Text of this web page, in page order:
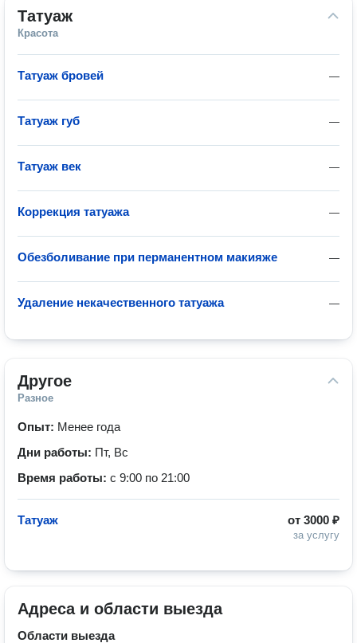
Татуаж
Красота
—
Татуаж бровей
—
Татуаж губ
—
Татуаж век
—
Коррекция татуажа
—
Обезболивание при перманентном макияже
—
Удаление некачественного татуажа
Другое
Разное
Опыт: Менее года
Дни работы: Пт, Вс
Время работы: с 9:00 по 21:00
от 3000 ₽
за услугу
Татуаж
Адреса и области выезда
Области выезда